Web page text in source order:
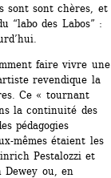
sont sont chères, et
“labo des Labos” :
faire vivre une
revendique la
Ce « tournant
la continuité des
pédagogies
mêmes étaient les
Pestalozzi et
ou, en